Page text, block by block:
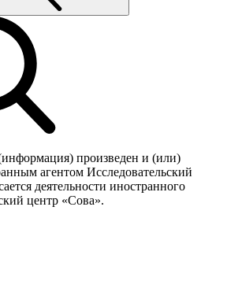
произведен и (или)
агентом Исследовательский
деятельности иностранного
центр «Сова».